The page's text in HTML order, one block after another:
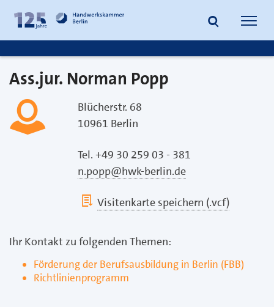
Inhalt
springen
Fußzeile
springen
Suche
Ass.jur. Norman Popp
Blücherstr. 68
10961 Berlin
Tel. +49 30 259 03 - 381
n.popp@hwk-berlin.de
Visitenkarte speichern (.vcf)
Ihr Kontakt zu folgenden Themen:
Förderung der Berufsausbildung in Berlin (FBB)
Richtlinienprogramm